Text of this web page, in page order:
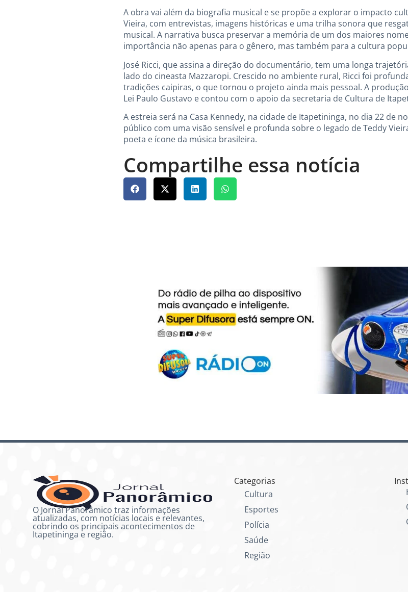
A obra vai além da biografia musical e se propõe a explorar o impacto
Vieira, com entrevistas, imagens históricas e uma trilha sonora que
musical. A narrativa busca preservar a memória de um dos maiores
importância não apenas para o gênero, mas também para a cultura
José Ricci, que assina a direção do documentário, tem uma longa
lado do cineasta Mazzaropi. Crescido no ambiente rural, Ricci foi
tradições caipiras, o que tornou o projeto ainda mais pessoal. A
Lei Paulo Gustavo e contou com o apoio da secretaria de Cultura de
A estreia será na Casa Kennedy, na cidade de Itapetininga, no dia 22 de
público com uma visão sensível e profunda sobre o legado de Teddy
poeta e ícone da música brasileira.
Compartilhe essa notícia
O Jornal Panorâmico traz informações
atualizadas, com notícias locais e relevantes,
cobrindo os principais acontecimentos de
Itapetininga e região.
Categorias
Cultura
Esportes
Polícia
Saúde
Região